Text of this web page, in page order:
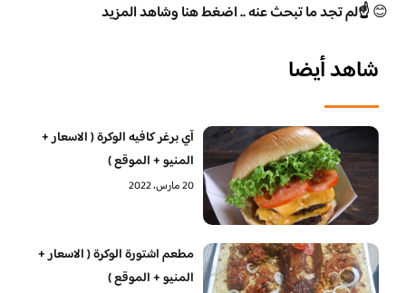
😊☝️لم تجد ما تبحث عنه .. اضغط هنا وشاهد المزيد
شاهد أيضا
آي برغر كافيه الوكرة ( الاسعار +
المنيو + الموقع )
20 مارس، 2022
مطعم اشتورة الوكرة ( الاسعار +
المنيو + الموقع )